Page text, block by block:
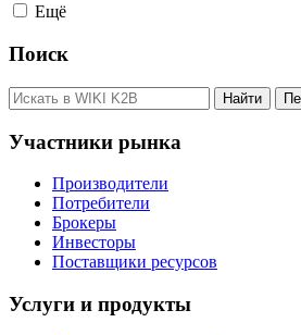
Ещё
Поиск
Участники рынка
Производители
Потребители
Брокеры
Инвесторы
Поставщики ресурсов
Услуги и продукты